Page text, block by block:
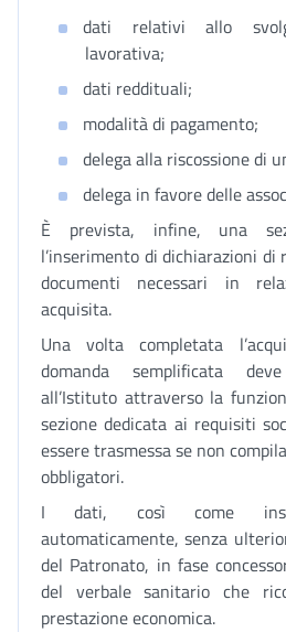
dati relativi allo
lavorativa;
dati reddituali;
modalità di pagamento;
delega alla riscossione di
delega in favore delle
È prevista, infine, una
l’inserimento di dichiarazioni
documenti necessari in
acquisita.
Una volta completata
domanda semplificata
all’Istituto attraverso la
sezione dedicata ai requisiti
essere trasmessa se non
obbligatori.
I dati, così come
automaticamente, senza
del Patronato, in fase
del verbale sanitario che
prestazione economica.